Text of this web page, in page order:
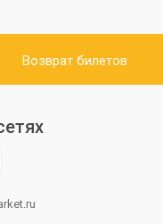
Возврат билетов